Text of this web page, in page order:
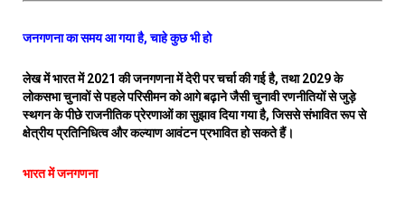
जनगणना का समय आ गया है, चाहे कुछ भी हो
लेख में भारत में 2021 की जनगणना में देरी पर चर्चा की गई है, तथा 2029 के
लोकसभा चुनावों से पहले परिसीमन को आगे बढ़ाने जैसी चुनावी रणनीतियों से जुड़े
स्थगन के पीछे राजनीतिक प्रेरणाओं का सुझाव दिया गया है, जिससे संभावित रूप से
क्षेत्रीय प्रतिनिधित्व और कल्याण आवंटन प्रभावित हो सकते हैं।
भारत में जनगणना